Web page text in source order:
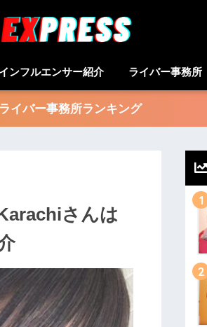
インフルエンサー紹介 ライバー事務所
イバー事務所ランキング
さんは
1
2